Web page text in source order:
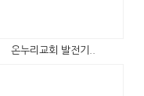
온누리교회 발전기..